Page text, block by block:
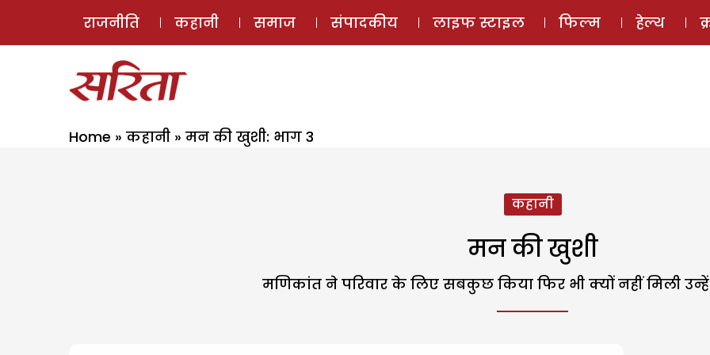
ई-मैगज़ीन
राजनीति कहानी समाज संपादकीय लाइफ स्टाइल फिल्म हेल्थ
Home » कहानी » मन की खुशी: भाग 3
कहानी
मन की खुशी
मणिकांत ने परिवार के लिए सबकुछ किया फिर भी क्यों नहीं मिली